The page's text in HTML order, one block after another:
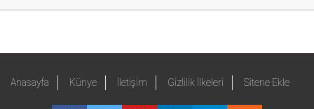
Anasayfa Künye İletişim Gizlilik İlkeleri Sitene Ekle